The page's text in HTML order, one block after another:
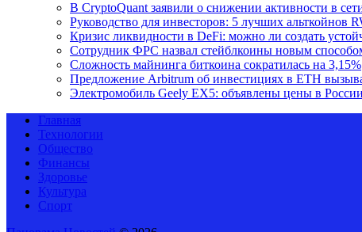
В CryptoQuant заявили о снижении активности в
Руководство для инвесторов: 5 лучших альткойнов
Кризис ликвидности в DeFi: можно ли создать
Сотрудник ФРС назвал стейблкоины новым
Сложность майнинга биткоина сократилась на 3,15%
Предложение Arbitrum об инвестициях в ETH
Электромобиль Geely EX5: объявлены цены в России
Главная
Технологии
Общество
Финансы
Здоровье
Культура
Спорт